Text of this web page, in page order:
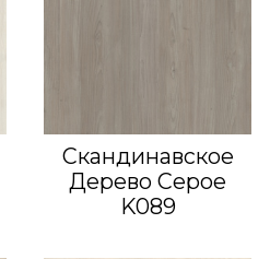
Скандинавское
Дерево Серое
K089